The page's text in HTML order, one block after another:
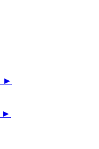
►
►